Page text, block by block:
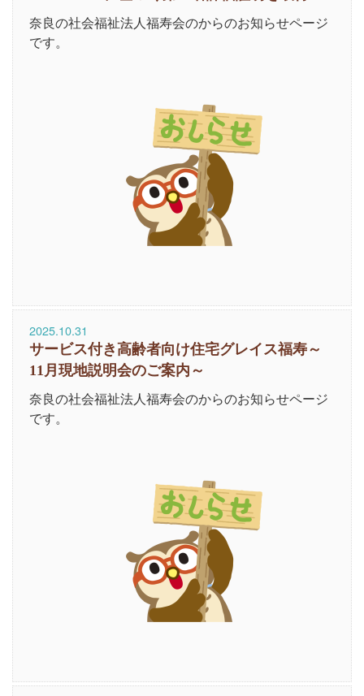
奈良の社会福祉法人福寿会のからのお知らせページ
です。
2025.10.31
サービス付き高齢者向け住宅グレイス福寿～
11月現地説明会のご案内～
奈良の社会福祉法人福寿会のからのお知らせページ
です。